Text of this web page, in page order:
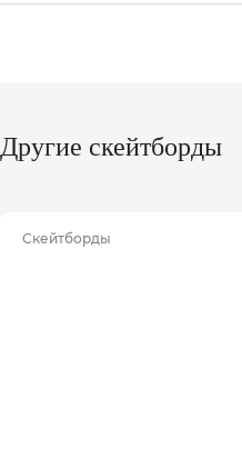
Другие скейтборды
Скейтборды